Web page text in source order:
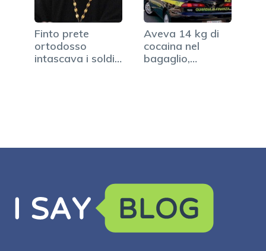
Finto prete
ortodosso
intascava i soldi…
Aveva 14 kg di
cocaina nel
bagaglio,